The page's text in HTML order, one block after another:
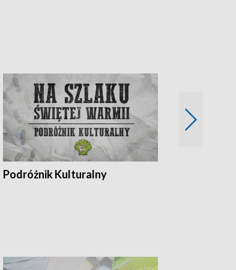
Podróżnik Kulturalny